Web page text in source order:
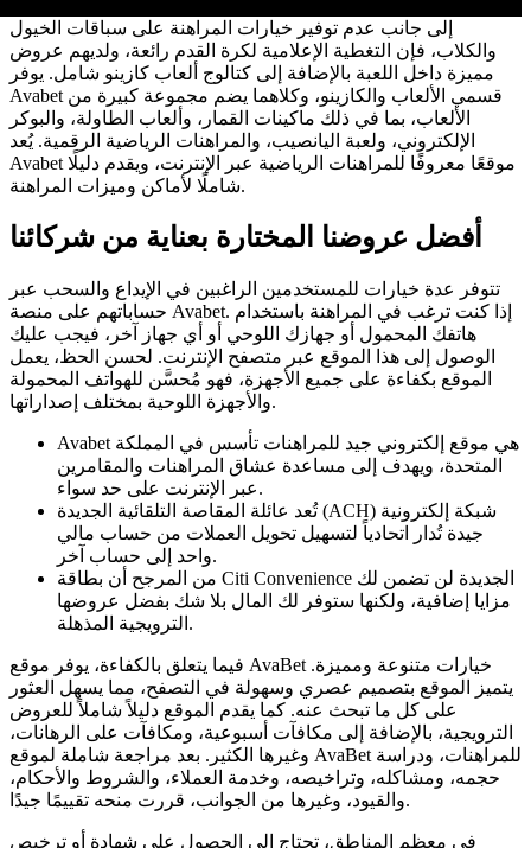
إلى جانب عدم توفير خيارات المراهنة على سباقات الخيول
والكلاب، فإن التغطية الإعلامية لكرة القدم رائعة، ولديهم عروض
مميزة داخل اللعبة بالإضافة إلى كتالوج ألعاب كازينو شامل. يوفر
Avabet قسمي الألعاب والكازينو، وكلاهما يضم مجموعة كبيرة من
الألعاب، بما في ذلك ماكينات القمار، وألعاب الطاولة، والبوكر
الإلكتروني، ولعبة اليانصيب، والمراهنات الرياضية الرقمية. يُعد
Avabet موقعًا معروفًا للمراهنات الرياضية عبر الإنترنت، ويقدم دليلًا
شاملًا لأماكن وميزات المراهنة.
أفضل عروضنا المختارة بعناية من شركائنا
تتوفر عدة خيارات للمستخدمين الراغبين في الإيداع والسحب عبر
حساباتهم على منصة Avabet. إذا كنت ترغب في المراهنة باستخدام
هاتفك المحمول أو جهازك اللوحي أو أي جهاز آخر، فيجب عليك
الوصول إلى هذا الموقع عبر متصفح الإنترنت. لحسن الحظ، يعمل
الموقع بكفاءة على جميع الأجهزة، فهو مُحسَّن للهواتف المحمولة
والأجهزة اللوحية بمختلف إصداراتها.
Avabet هي موقع إلكتروني جيد للمراهنات تأسس في المملكة
المتحدة، ويهدف إلى مساعدة عشاق المراهنات والمقامرين
عبر الإنترنت على حد سواء.
تُعد عائلة المقاصة التلقائية الجديدة (ACH) شبكة إلكترونية
جيدة تُدار اتحادياً لتسهيل تحويل العملات من حساب مالي
واحد إلى حساب آخر.
من المرجح أن بطاقة Citi Convenience الجديدة لن تضمن لك
مزايا إضافية، ولكنها ستوفر لك المال بلا شك بفضل عروضها
الترويجية المذهلة.
فيما يتعلق بالكفاءة، يوفر موقع AvaBet خيارات متنوعة ومميزة.
يتميز الموقع بتصميم عصري وسهولة في التصفح، مما يسهل العثور
على كل ما تبحث عنه. كما يقدم الموقع دليلاً شاملاً للعروض
الترويجية، بالإضافة إلى مكافآت أسبوعية، ومكافآت على الرهانات،
وغيرها الكثير. بعد مراجعة شاملة لموقع AvaBet للمراهنات، ودراسة
حجمه، ومشاكله، وتراخيصه، وخدمة العملاء، والشروط والأحكام،
والقيود، وغيرها من الجوانب، قررت منحه تقييمًا جيدًا.
في معظم المناطق، تحتاج إلى الحصول على شهادة أو ترخيص